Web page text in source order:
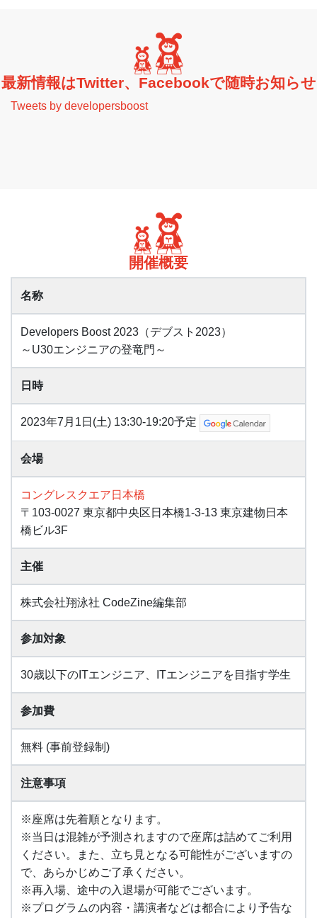
最新情報はTwitter、Facebookで随時お知らせ
Tweets by developersboost
開催概要
名称
Developers Boost 2023（デブスト2023）
～U30エンジニアの登竜門～
日時
2023年7月1日(土) 13:30-19:20予定
会場
コングレスクエア日本橋
〒103-0027 東京都中央区日本橋1-3-13 東京建物日本
橋ビル3F
主催
株式会社翔泳社 CodeZine編集部
参加対象
30歳以下のITエンジニア、ITエンジニアを目指す学生
参加費
無料 (事前登録制)
注意事項
※座席は先着順となります。
※当日は混雑が予測されますので座席は詰めてご利用
ください。また、立ち見となる可能性がございますの
で、あらかじめご了承ください。
※再入場、途中の入退場が可能でございます。
※プログラムの内容・講演者などは都合により予告な